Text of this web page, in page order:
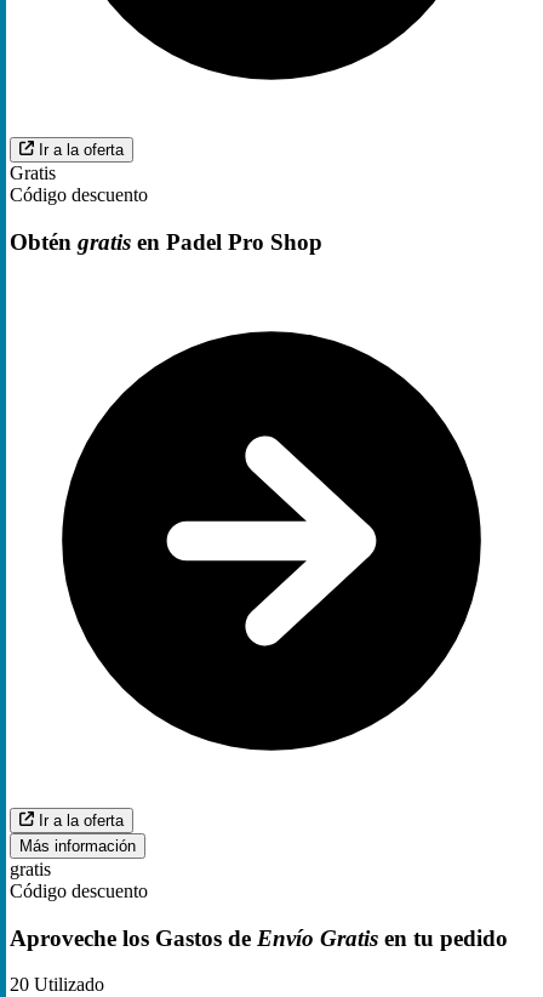
Ir a la oferta
Gratis
Código descuento
Obtén gratis en Padel Pro Shop
Ir a la oferta
Más información
gratis
Código descuento
Aproveche los Gastos de Envío Gratis en tu pedido
20 Utilizado